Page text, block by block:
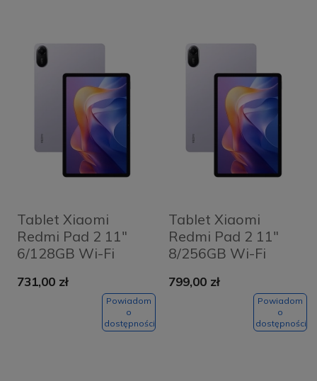
Tablet Xiaomi
Redmi Pad 2 11"
6/128GB Wi-Fi
Lavender Purple
731,00 zł
Powiadom
o
dostępności
Tablet Xiaomi
Redmi Pad 2 11"
8/256GB Wi-Fi
Lavender Purple
799,00 zł
Powiadom
o
dostępności